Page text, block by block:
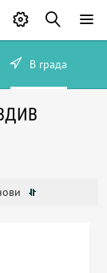
В града